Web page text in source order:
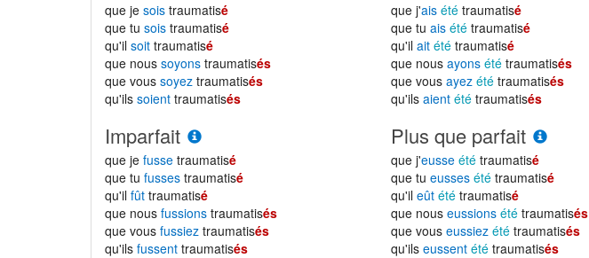
que je sois traumatisé
que tu sois traumatisé
qu'il soit traumatisé
que nous soyons traumatisés
que vous soyez traumatisés
qu'ils soient traumatisés
que j'ais été traumatisé
que tuais été traumatisé
qu'ilait été traumatisé
que nousayons été traumatisés
que vousayez été traumatisés
qu'ilsaient été traumatisés
Imparfait
que je fusse traumatisé
que tu fusses traumatisé
qu'il fût traumatisé
que nous fussions traumatisés
que vous fussiez traumatisés
qu'ils fussent traumatisés
Plus que parfait
que j'eusse été traumatisé
que tueusses été traumatisé
qu'ileût été traumatisé
que nouseussions été traumatisés
que vouseussiez été traumatisés
qu'ilseussent été traumatisés